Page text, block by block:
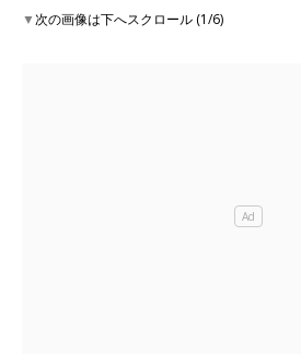
▼次の画像は下へスクロール (1/6)